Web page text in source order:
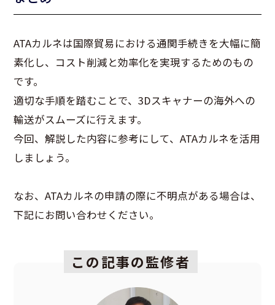
ATAカルネは国際貿易における通関手続きを大幅に簡
素化し、コスト削減と効率化を実現するためのもの
です。
適切な手順を踏むことで、3Dスキャナーの海外への
輸送がスムーズに行えます。
今回、解説した内容に参考にして、ATAカルネを活用
しましょう。
なお、ATAカルネの申請の際に不明点がある場合は、
下記にお問い合わせください。
この記事の監修者